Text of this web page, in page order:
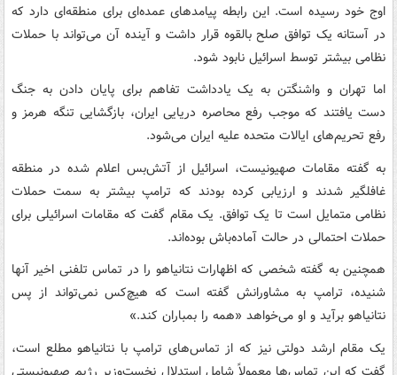
اوج خود رسیده است. این رابطه پیامدهای عمده‌ای برای منطقه‌ای دارد که
در آستانه یک توافق صلح بالقوه قرار داشت و آینده آن می‌تواند با حملات
نظامی بیشتر توسط اسرائیل نابود شود.
اما تهران و واشنگتن به یک یادداشت تفاهم برای پایان دادن به جنگ
دست یافتند که موجب رفع محاصره دریایی ایران، بازگشایی تنگه هرمز و
رفع تحریم‌های ایالات متحده علیه ایران می‌شود.
به گفته مقامات صهیونیست، اسرائیل از آتش‌بس اعلام شده در منطقه
غافلگیر شدند و ارزیابی کرده بودند که ترامپ بیشتر به سمت حملات
نظامی متمایل است تا یک توافق. یک مقام گفت که مقامات اسرائیلی برای
حملات احتمالی در حالت آماده‌باش بوده‌اند.
همچنین به گفته شخصی که اظهارات نتانیاهو را در تماس تلفنی اخیر آنها
شنیده، ترامپ به مشاورانش گفته است که هیچ‌کس نمی‌تواند از پس
نتانیاهو برآید و او می‌خواهد «همه را بمباران کند.»
یک مقام ارشد دولتی نیز که از تماس‌های ترامپ با نتانیاهو مطلع است،
گفت که این تماس‌ها معمولاً شامل استدلال نخست‌وزیر رژیم صهیونیستی